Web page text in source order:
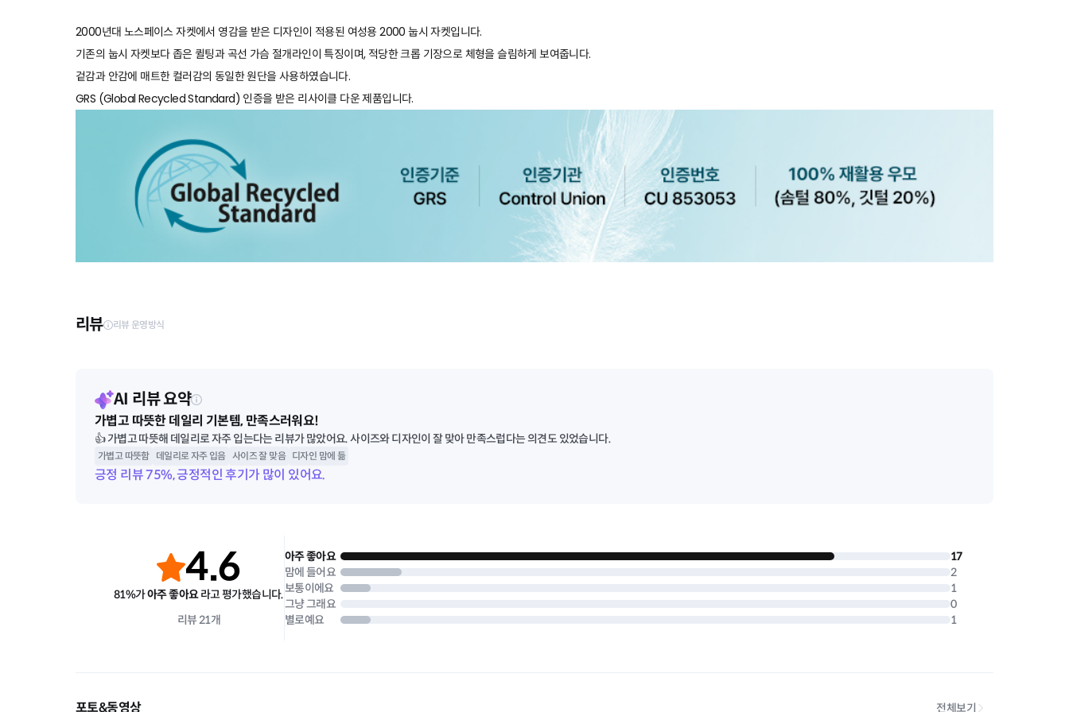
2000년대 노스페이스 자켓에서 영감을 받은 디자인이 적용된 여성용 2000 눕시 자켓입니다.
기존의 눕시 자켓보다 좁은 퀼팅과 곡선 가슴 절개라인이 특징이며, 적당한 크롭 기장으로 체형을 슬림하게 보여줍니다.
겉감과 안감에 매트한 컬러감의 동일한 원단을 사용하였습니다.
GRS (Global Recycled Standard) 인증을 받은 리사이클 다운 제품입니다.